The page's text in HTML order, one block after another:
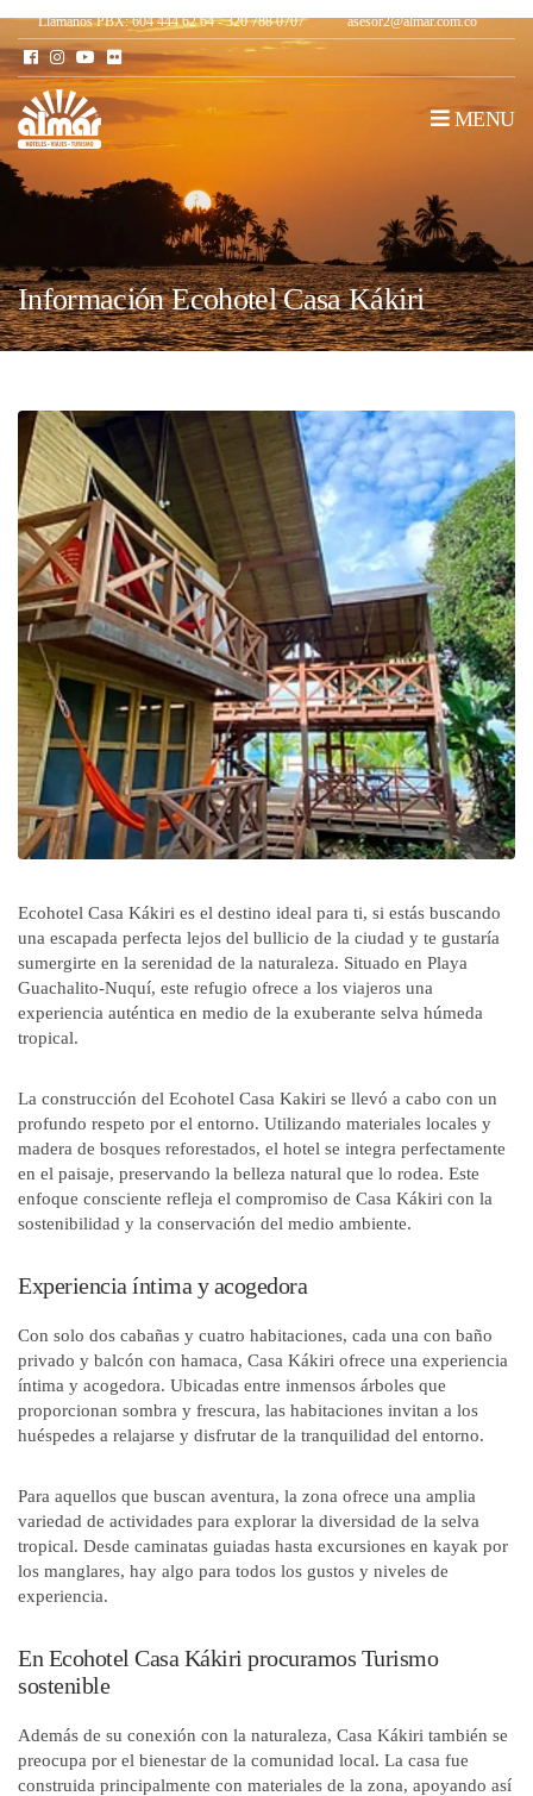
Llámanos PBX: 604 444 62 64 - 320 788 0707 asesor2@almar.com.co
MENU
Información Ecohotel Casa Kákiri
Ecohotel Casa Kákiri es el destino ideal para ti, si estás buscando
una escapada perfecta lejos del bullicio de la ciudad y te gustaría
sumergirte en la serenidad de la naturaleza. Situado en Playa
Guachalito-Nuquí, este refugio ofrece a los viajeros una
experiencia auténtica en medio de la exuberante selva húmeda
tropical.
La construcción del Ecohotel Casa Kakiri se llevó a cabo con un
profundo respeto por el entorno. Utilizando materiales locales y
madera de bosques reforestados, el hotel se integra perfectamente
en el paisaje, preservando la belleza natural que lo rodea. Este
enfoque consciente refleja el compromiso de Casa Kákiri con la
sostenibilidad y la conservación del medio ambiente.
Experiencia íntima y acogedora
Con solo dos cabañas y cuatro habitaciones, cada una con baño
privado y balcón con hamaca, Casa Kákiri ofrece una experiencia
íntima y acogedora. Ubicadas entre inmensos árboles que
proporcionan sombra y frescura, las habitaciones invitan a los
huéspedes a relajarse y disfrutar de la tranquilidad del entorno.
Para aquellos que buscan aventura, la zona ofrece una amplia
variedad de actividades para explorar la diversidad de la selva
tropical. Desde caminatas guiadas hasta excursiones en kayak por
los manglares, hay algo para todos los gustos y niveles de
experiencia.
En Ecohotel Casa Kákiri procuramos Turismo
sostenible
Además de su conexión con la naturaleza, Casa Kákiri también se
preocupa por el bienestar de la comunidad local. La casa fue
construida principalmente con materiales de la zona, apoyando así